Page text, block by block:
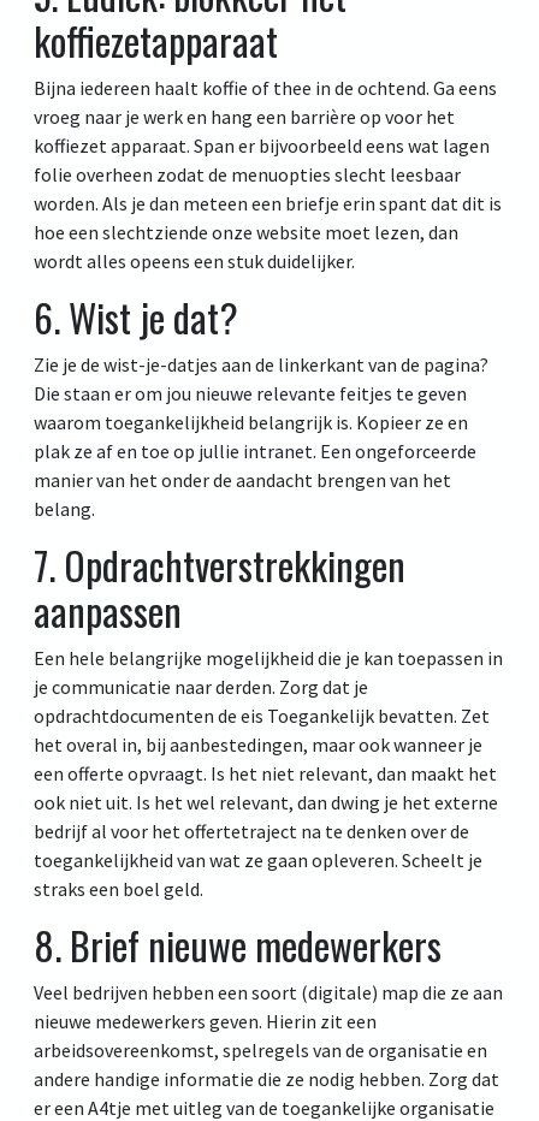
koffiezetapparaat
Bijna iedereen haalt koffie of thee in de ochtend. Ga eens
vroeg naar je werk en hang een barrière op voor het
koffiezet apparaat. Span er bijvoorbeeld eens wat lagen
folie overheen zodat de menuopties slecht leesbaar
worden. Als je dan meteen een briefje erin spant dat dit is
hoe een slechtziende onze website moet lezen, dan
wordt alles opeens een stuk duidelijker.
6. Wist je dat?
Zie je de wist-je-datjes aan de linkerkant van de pagina?
Die staan er om jou nieuwe relevante feitjes te geven
waarom toegankelijkheid belangrijk is. Kopieer ze en
plak ze af en toe op jullie intranet. Een ongeforceerde
manier van het onder de aandacht brengen van het
belang.
7. Opdrachtverstrekkingen
aanpassen
Een hele belangrijke mogelijkheid die je kan toepassen in
je communicatie naar derden. Zorg dat je
opdrachtdocumenten de eis Toegankelijk bevatten. Zet
het overal in, bij aanbestedingen, maar ook wanneer je
een offerte opvraagt. Is het niet relevant, dan maakt het
ook niet uit. Is het wel relevant, dan dwing je het externe
bedrijf al voor het offertetraject na te denken over de
toegankelijkheid van wat ze gaan opleveren. Scheelt je
straks een boel geld.
8. Brief nieuwe medewerkers
Veel bedrijven hebben een soort (digitale) map die ze aan
nieuwe medewerkers geven. Hierin zit een
arbeidsovereenkomst, spelregels van de organisatie en
andere handige informatie die ze nodig hebben. Zorg dat
er een A4tje met uitleg van de toegankelijke organisatie